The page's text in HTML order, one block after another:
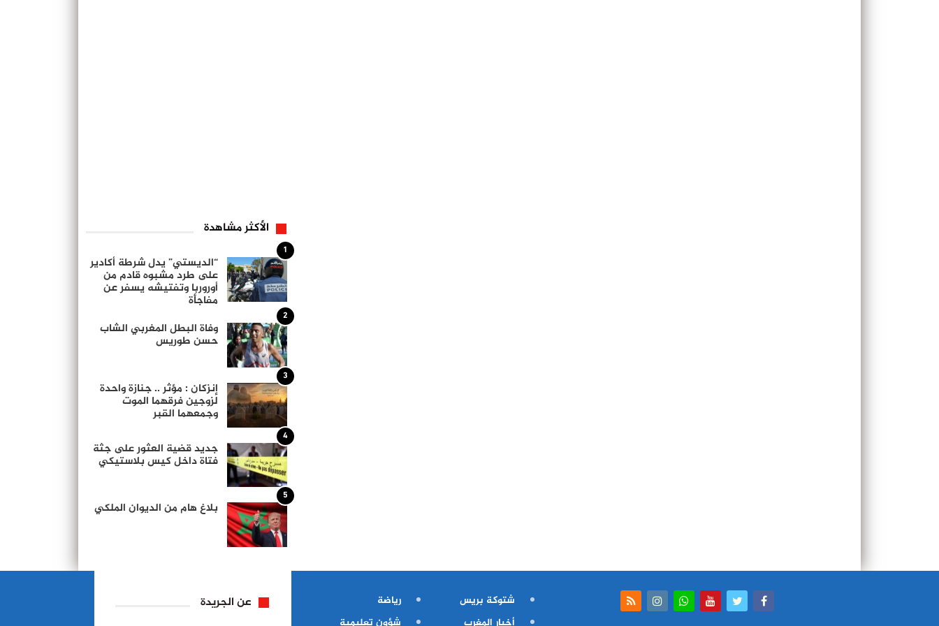
الأكثر مشاهدة
1
“الديستي” يدل شرطة أكادير
على طرد مشبوه قادم من
أوروربا وتفتيشه يسفر عن
مفاجأة
2
وفاة البطل المغربي الشاب
حسن طوريس
3
إنزكان : مؤثر .. جنازة واحدة
لزوجين فرقهما الموت
وجمعهما القبر
4
جديد قضية العثور على جثة
فتاة داخل كيس بلاستيكي
5
بلاغ هام من الديوان الملكي
شتوكة بريس
أخبار المغرب
رياضة
شؤون تعليمية
عن الجريدة